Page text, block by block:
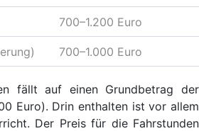
700–1.200 Euro
700–1.000 Euro
fällt auf einen Grundbetrag der
Euro). Drin enthalten ist vor allem
Der Preis für die Fahrstunden